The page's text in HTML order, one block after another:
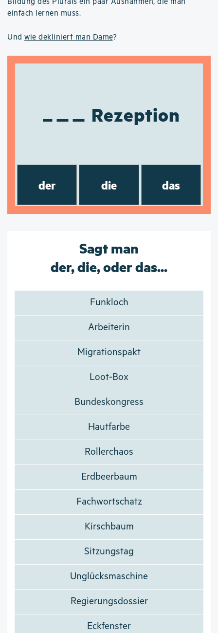
einfach lernen muss.
Und wie dekliniert man Dame?
Rezeption
der die das
Sagt man
der, die, oder das...
Funkloch
Arbeiterin
Migrationspakt
Loot-Box
Bundeskongress
Hautfarbe
Rollerchaos
Erdbeerbaum
Fachwortschatz
Kirschbaum
Sitzungstag
Unglücksmaschine
Regierungsdossier
Eckfenster